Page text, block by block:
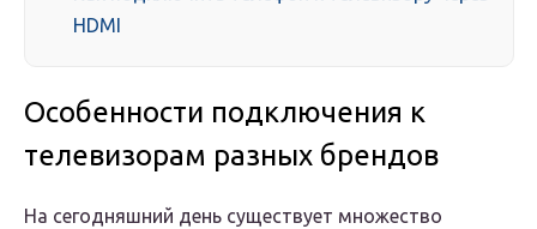
HDMI
Особенности подключения к
телевизорам разных брендов
На сегодняшний день существует множество